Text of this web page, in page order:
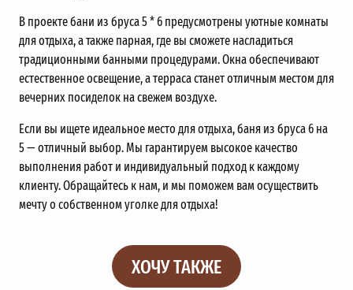
В проекте бани из бруса 5 * 6 предусмотрены уютные комнаты
для отдыха, а также парная, где вы сможете насладиться
традиционными банными процедурами. Окна обеспечивают
естественное освещение, а терраса станет отличным местом для
вечерних посиделок на свежем воздухе.
Если вы ищете идеальное место для отдыха, баня из бруса 6 на
5 — отличный выбор. Мы гарантируем высокое качество
выполнения работ и индивидуальный подход к каждому
клиенту. Обращайтесь к нам, и мы поможем вам осуществить
мечту о собственном уголке для отдыха!
ХОЧУ ТАКЖЕ